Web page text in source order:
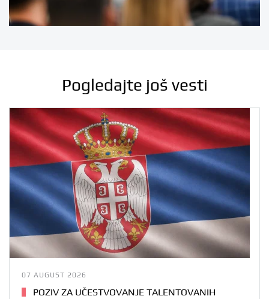
Pogledajte još vesti
07 AUGUST 2026
POZIV ZA UČESTVOVANJE TALENTOVANIH